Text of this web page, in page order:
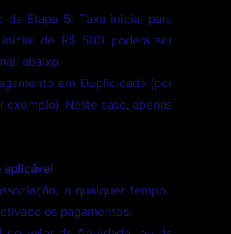
Etapa 5: Taxa inicial para
inicial de R$ 500 poderá ser
abaixo.
em Duplicidade (por
exemplo). Neste caso, apenas
aplicável
a qualquer tempo,
os pagamentos.